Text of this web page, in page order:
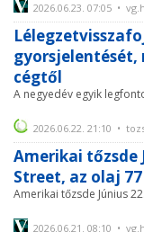
2026.06.23. 07:05 •
gyorsjelentését,
cégtől
A negyedév egyik
2026.06.22. 21:10 •
Amerikai tőzsde
Street, az olaj
Amerikai tőzsde Június
2026.06.21. 08:10 •